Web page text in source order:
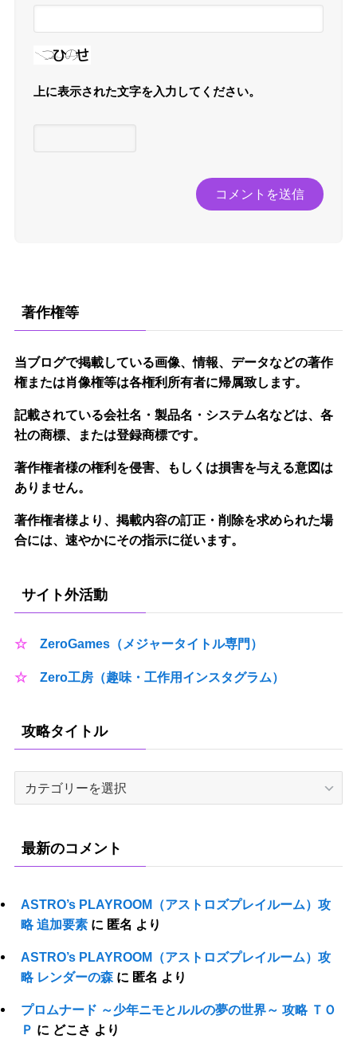
上に表示された文字を入力してください。
著作権等
当ブログで掲載している画像、情報、データなどの著作
権または肖像権等は各権利所有者に帰属致します。
記載されている会社名・製品名・システム名などは、各
社の商標、または登録商標です。
著作権者様の権利を侵害、もしくは損害を与える意図は
ありません。
著作権者様より、掲載内容の訂正・削除を求められた場
合には、速やかにその指示に従います。
サイト外活動
☆ ZeroGames（メジャータイトル専門）
☆ Zero工房（趣味・工作用インスタグラム）
攻略タイトル
イ
最新のコメント
ASTRO’s PLAYROOM（アストロズプレイルーム）攻
略 追加要素に 匿名 より
ASTRO’s PLAYROOM（アストロズプレイルーム）攻
略 レンダーの森に 匿名 より
プロムナード ～少年ニモとルルの夢の世界～ 攻略 ＴＯ
Ｐ に どこさ より